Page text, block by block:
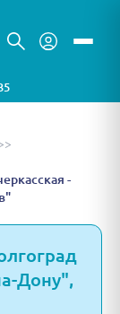
-
Дону",